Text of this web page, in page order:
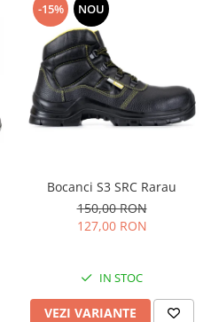
-15% NOU
Bocanci S3 SRC Rarau
150,00 RON
127,00 RON
IN STOC
VEZI VARIANTE